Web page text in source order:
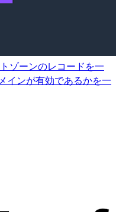
ゾーンのレコードを一
インが有効であるかを一